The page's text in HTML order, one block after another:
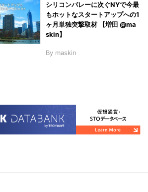
シリコンバレーに次ぐNYで今最
もホットなスタートアップへの1
ヶ月単独突撃取材 【増田 @ma
skin】
By maskin